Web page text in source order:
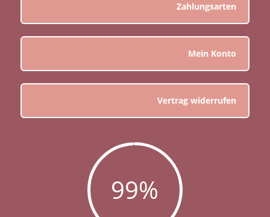
Zahlungsarten
Mein Konto
Vertrag widerrufen
99%